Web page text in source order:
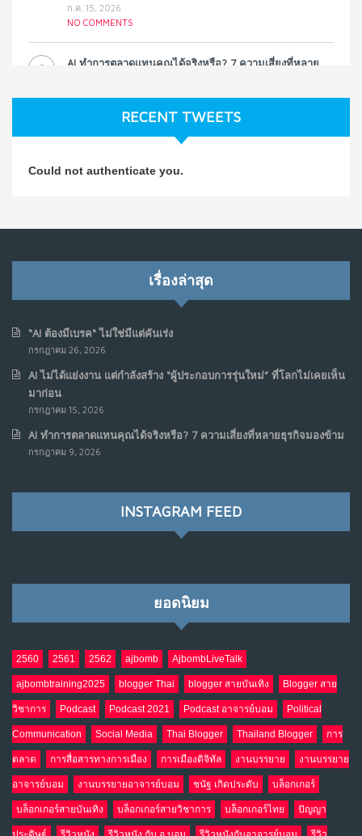
ก.ค. 15, 2026
NO COMMENTS
3
AI ทำการตลาดแทนคุณได้จริงหรือ? 7 ความเสี่ยงที่หลาย
NO COMMENTS
Koe ในแบบอาจารย์บอม
รัฐอาจเป็นจุดเริ่มต้นของ “ขบวนการประท้วงดิจิทัล” ครั้งใหม่
6
7
เมื่อรัฐบาลเริ่มคิดแบบแพลตฟอร์ม : AI กำลังเปลี่ยนรัฐ
ราชการไปตลอดกาล
NO COMMENTS
เมื่อโลกออนไลน์ กลายเป็น“ศาลเตี้ย”
9
NO COMMENTS
10 อินโดนีเซีย กับเกมอำนาจที่มองไม่เห็น
เม.ย. 19, 2026
NO COMMENTS
RECENT TWEETS
Could not authenticate you.
เรื่องล่าสุด
“AI ต้องมีเบรค“ ไม่ใช่มีแต่คันเร่ง
กรกฎาคม 26, 2026
AI ไม่ได้แย่งงาน แต่กำลังสร้าง “ผู้ประกอบการรุ่นใหม่” ที่โลกไม่เคยเห็น
มาก่อน
กรกฎาคม 15, 2026
AI ทำการตลาดแทนคุณได้จริงหรือ? 7 ความเสี่ยงที่หลายธุรกิจมองข้าม
กรกฎาคม 9, 2026
INSTAGRAM FEED
ยอดนิยม
2560 2561 2562 ajbomb AjbombLiveTalk
ajbombtraining2025 blogger Thai blogger สายบันเทิง Blogger สาย
วิชาการ Podcast Podcast 2021 Podcast อาจารย์บอม Political
Communication Social Media Thai Blogger Thailand Blogger การ
ตลาด การสื่อสารทางการเมือง การเมืองดิจิทัล งานบรรยาย งานบรรยาย
อาจารย์บอม งานบรรยายอาจารย์บอม ชนัฐ เกิดประดับ บล็อกเกอร์
บล็อกเกอร์สายบันเทิง บล็อกเกอร์สายวิชาการ บล็อกเกอร์ไทย ปัญญา